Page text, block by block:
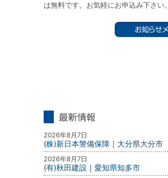
は無料です。お気軽にお申込み下さい。
2026年8月7日
(株)新日本警備保障｜大分県大分市
2026年8月7日
(有)秋田建設｜愛知県知多市